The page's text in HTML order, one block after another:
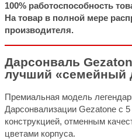
100% работоспособность
На товар в полной мере
производителя.
Дарсонваль
лучший «семейный
Премиальная модель
Дарсонвализации Gezatone с
конструкцией, отменным
цветами корпуса.